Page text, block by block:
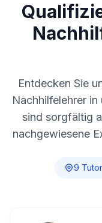
Entdecken Sie
Nachhilfelehrer in
sind sorgfältig
nachgewiesene
9 Tutor